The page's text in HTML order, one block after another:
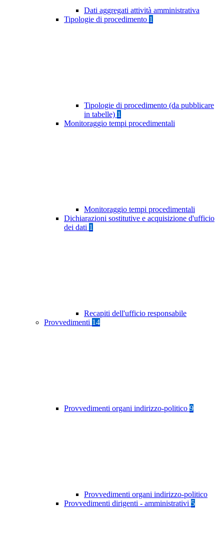
Dati aggregati attività amministrativa
Tipologie di procedimento 1
Tipologie di procedimento (da pubblicare
in tabelle) 1
Monitoraggio tempi procedimentali
Monitoraggio tempi procedimentali
Dichiarazioni sostitutive e acquisizione d'ufficio
dei dati 1
Recapiti dell'ufficio responsabile
Provvedimenti 14
Provvedimenti organi indirizzo-politico 9
Provvedimenti organi indirizzo-politico
Provvedimenti dirigenti - amministrativi 5